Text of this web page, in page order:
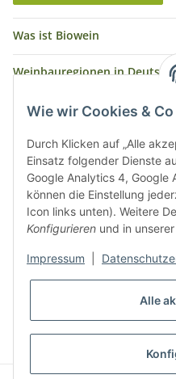
Wie wir Cookies &
Durch Klicken auf „Alle
Einsatz folgender Dienste
Google Analytics 4, Google
können die Einstellung
Icon links unten). Weitere
Konfigurieren und in unserer
Impressum
Alle
Was ist Biowein
Weinbauregionen in
Weinbauregionen und
Weiße Rebsorten
Rote Rebsorten